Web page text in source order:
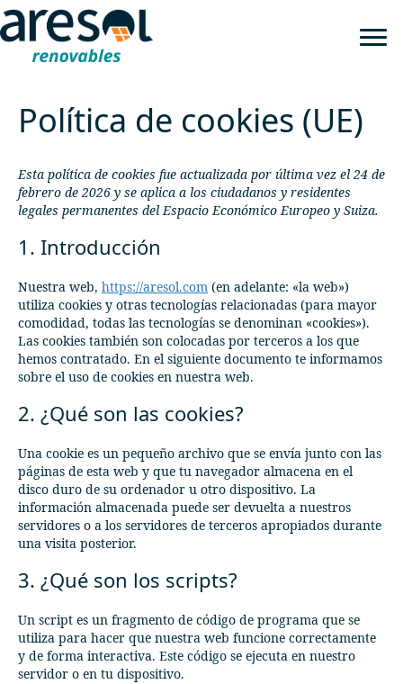
Política de cookies (UE)
Esta política de cookies fue actualizada por última vez el 24 de
febrero de 2026 y se aplica a los ciudadanos y residentes
legales permanentes del Espacio Económico Europeo y Suiza.
1. Introducción
Nuestra web, https://aresol.com (en adelante: «la web»)
utiliza cookies y otras tecnologías relacionadas (para mayor
comodidad, todas las tecnologías se denominan «cookies»).
Las cookies también son colocadas por terceros a los que
hemos contratado. En el siguiente documento te informamos
sobre el uso de cookies en nuestra web.
2. ¿Qué son las cookies?
Una cookie es un pequeño archivo que se envía junto con las
páginas de esta web y que tu navegador almacena en el
disco duro de su ordenador u otro dispositivo. La
información almacenada puede ser devuelta a nuestros
servidores o a los servidores de terceros apropiados durante
una visita posterior.
3. ¿Qué son los scripts?
Un script es un fragmento de código de programa que se
utiliza para hacer que nuestra web funcione correctamente
y de forma interactiva. Este código se ejecuta en nuestro
servidor o en tu dispositivo.